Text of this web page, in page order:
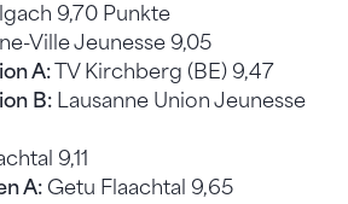
9,70 Punkte
Ville Jeunesse 9,05
A: TV Kirchberg (BE) 9,47
B: Lausanne Union Jeunesse
9,11
A: Getu Flaachtal 9,65